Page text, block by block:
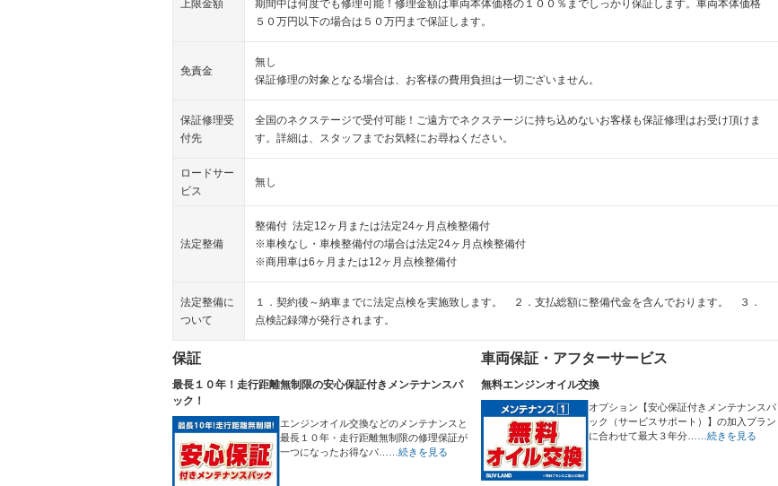
上限金額
期間中は何度でも修理可能！修理金額は車両本体価格の１００％までしっかり保証します。車両本体価格
５０万円以下の場合は５０万円まで保証します。
免責金
無し
保証修理の対象となる場合は、お客様の費用負担は一切ございません。
保証修理受
付先
全国のネクステージで受付可能！ご遠方でネクステージに持ち込めないお客様も保証修理はお受け頂けま
す。詳細は、スタッフまでお気軽にお尋ねください。
ロードサー
ビス
無し
法定整備
整備付 法定12ヶ月または法定24ヶ月点検整備付
※車検なし・車検整備付の場合は法定24ヶ月点検整備付
※商用車は6ヶ月または12ヶ月点検整備付
法定整備に
ついて
１．契約後～納車までに法定点検を実施致します。 ２．支払総額に整備代金を含んでおります。 ３．
点検記録簿が発行されます。
保証
最長１０年！走行距離無制限の安心保証付きメンテナンスパ
ック！
エンジンオイル交換などのメンテナンスと
最長１０年・走行距離無制限の修理保証が
一つになったお得なパ…
…続きを見る
車両保証・アフターサービス
無料エンジンオイル交換
オプション【安心保証付きメンテナンスパ
ック（サービスサポート）】の加入プラン
に合わせて最大３年分…
…続きを見る